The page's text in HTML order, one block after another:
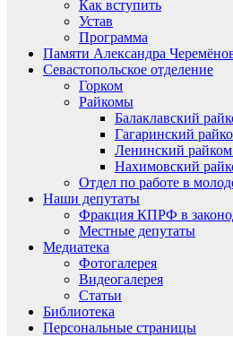
Как вступить
Устав
Программа
Памяти Александра
Севастопольское отделение
Горком
Райкомы
Балаклавский
Гагаринский
Ленинский
Нахимовский
Отдел по работе в
Наши депутаты
Фракция КПРФ в
Местные депутаты
Медиатека
Фотогалерея
Видеогалерея
Статьи
Библиотека
Персональные страницы